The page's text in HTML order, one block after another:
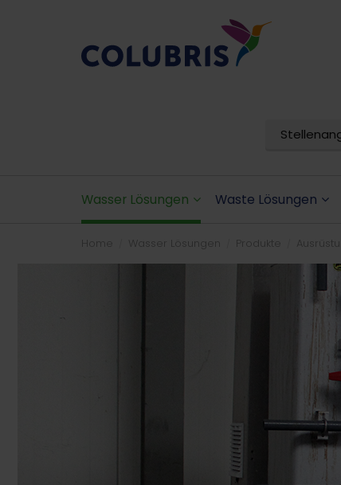
Wasser Lösungen Waste Lösungen
Home Wasser Lösungen Produkte